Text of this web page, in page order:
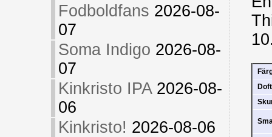
Fodboldfans 2026-08-
07
Soma Indigo 2026-08-
07
Kinkristo IPA 2026-08-
06
Kinkristo! 2026-08-06
Doft